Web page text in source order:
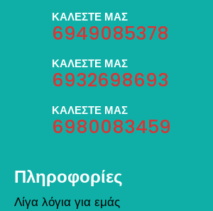
ΚΑΛΕΣΤΕ ΜΑΣ
6949085378
ΚΑΛΕΣΤΕ ΜΑΣ
6932698693
ΚΑΛΕΣΤΕ ΜΑΣ
6980083459
Πληροφορίες
Λίγα λόγια για εμάς